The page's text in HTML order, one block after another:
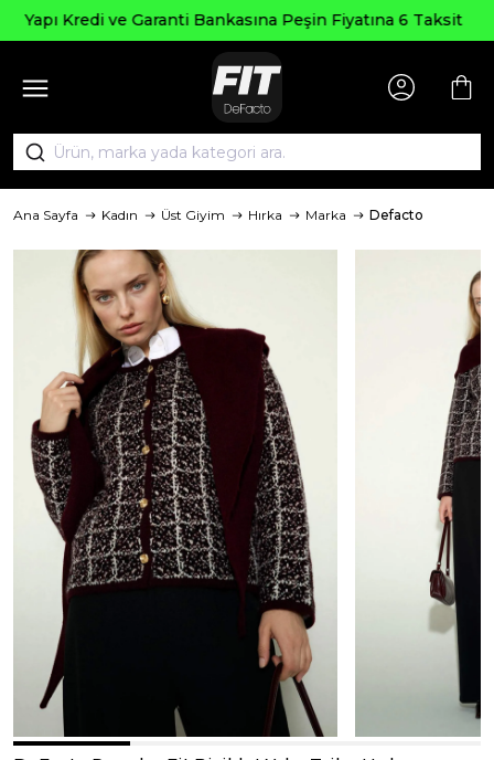
Peşin Fiyatına 6 Taksit
Ana Sayfa Kadın Üst Giyim Hırka Marka Defacto